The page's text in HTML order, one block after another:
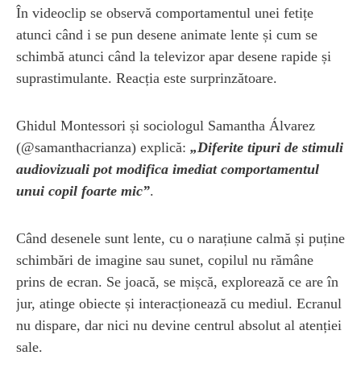
În videoclip se observă comportamentul unei fetițe
atunci când i se pun desene animate lente și cum se
schimbă atunci când la televizor apar desene rapide și
suprastimulante. Reacția este surprinzătoare.
Ghidul Montessori și sociologul Samantha Álvarez
(@samanthacrianza) explică: „Diferite tipuri de stimuli
audiovizuali pot modifica imediat comportamentul
unui copil foarte mic”.
Când desenele sunt lente, cu o narațiune calmă și puține
schimbări de imagine sau sunet, copilul nu rămâne
prins de ecran. Se joacă, se mișcă, explorează ce are în
jur, atinge obiecte și interacționează cu mediul. Ecranul
nu dispare, dar nici nu devine centrul absolut al atenției
sale.